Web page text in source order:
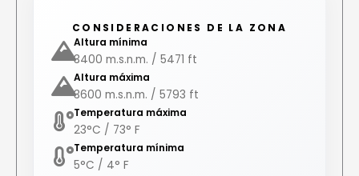
CONSIDERACIONES DE LA ZONA
Altura mínima
3400 m.s.n.m. / 5471 ft
Altura máxima
3600 m.s.n.m. / 5793 ft
Temperatura máxima
23°C / 73° F
Temperatura mínima
5°C / 4° F